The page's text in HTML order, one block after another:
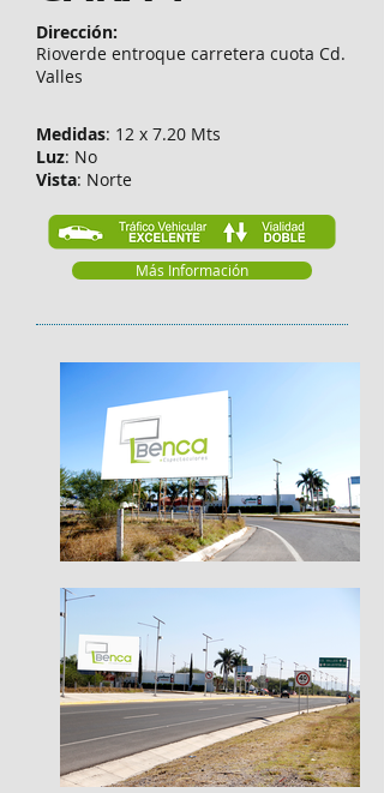
Dirección:
Rioverde entroque carretera cuota Cd.
Valles
Medidas: 12 x 7.20 Mts
Luz: No
Vista: Norte
Más Información